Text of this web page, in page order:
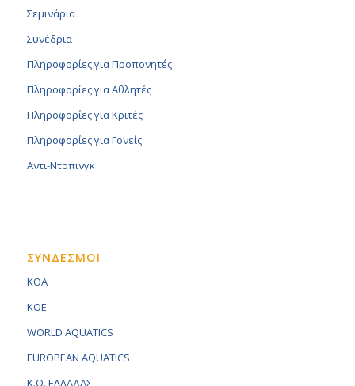
Σεμινάρια
Συνέδρια
Πληροφορίες για Προπονητές
Πληροφορίες για Αθλητές
Πληροφορίες για Κριτές
Πληροφορίες για Γονείς
Αντι-Ντοπινγκ
ΣΥΝΔΕΣΜΟΙ
KOA
KOE
WORLD AQUATICS
EUROPEAN AQUATICS
K.O. ΕΛΛΑΔΑΣ